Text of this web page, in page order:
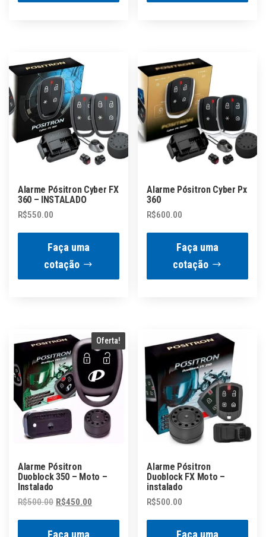
Alarme Pósitron Cyber FX
360 – INSTALADO
R$550.00
Faça uma
cotação
Alarme Pósitron Cyber Px
360
R$600.00
Faça uma
cotação
Oferta!
Alarme Pósitron
Duoblock 350 – Moto –
Instalado
R$500.00 O
original
R$450.00
Faça uma
Alarme Pósitron
Duoblock FX Moto –
instalado
R$500.00
Faça uma